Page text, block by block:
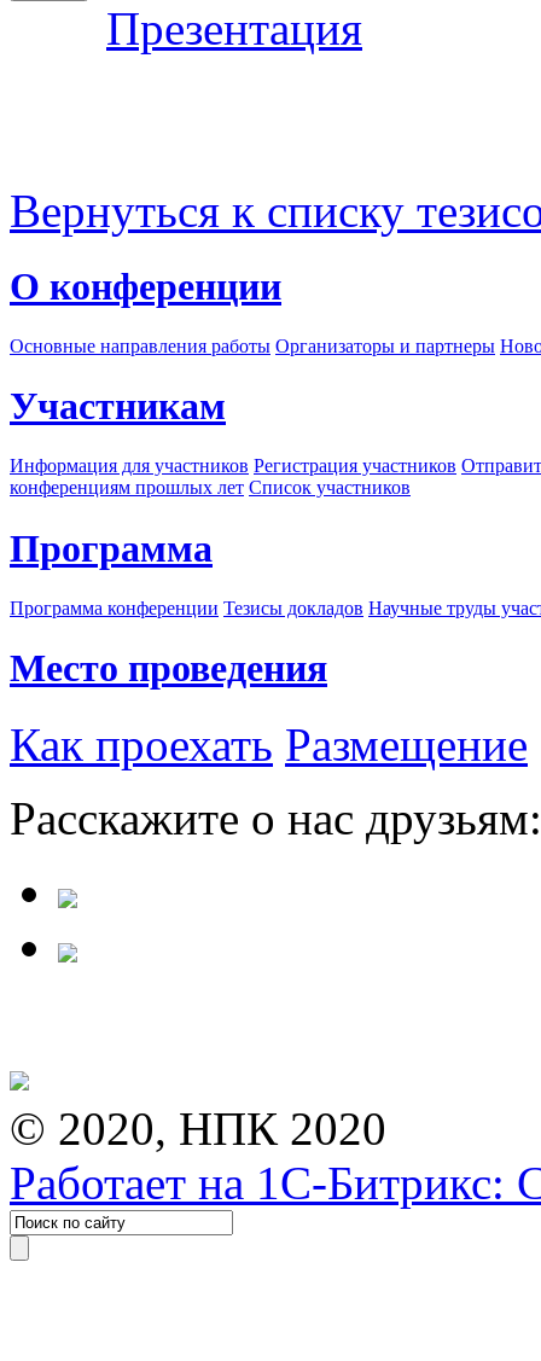
Презентация
Вернуться к списку
О конференции
Основные направления работы Организаторы и партнеры
Участникам
Информация для участников Регистрация участников
конференциям прошлых лет Список участников
Программа
Программа конференции Тезисы докладов Научные труды
Место проведения
Как проехать Размещение
Расскажите о нас друзьям:
© 2020, НПК 2020
Работает на 1С-Битрикс: